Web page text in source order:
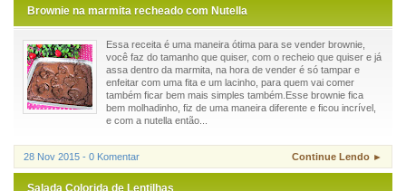
Brownie na marmita recheado com Nutella
Essa receita é uma maneira ótima para se vender brownie,
você faz do tamanho que quiser, com o recheio que quiser e já
assa dentro da marmita, na hora de vender é só tampar e
enfeitar com uma fita e um lacinho, para quem vai comer
também ficar bem mais simples também.Esse brownie fica
bem molhadinho, fiz de uma maneira diferente e ficou incrível,
e com a nutella então...
28 Nov 2015 - 0 Komentar Continue Lendo ►